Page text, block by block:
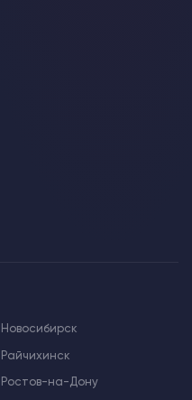
Новосибирск
Райчихинск
Ростов-на-Дону